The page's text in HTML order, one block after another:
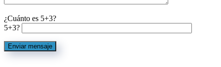
¿Cuánto es 5+3?
5+3?
Enviar mensaje